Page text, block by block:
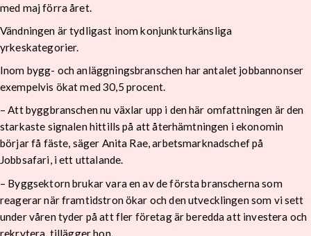
med maj förra året.
Vändningen är tydligast inom konjunkturkänsliga
yrkeskategorier.
Inom bygg- och anläggningsbranschen har antalet jobbannonser
exempelvis ökat med 30,5 procent.
– Att byggbranschen nu växlar upp i den här omfattningen är den
starkaste signalen hittills på att återhämtningen i ekonomin
börjar få fäste, säger Anita Rae, arbetsmarknadschef på
Jobbsafari, i ett uttalande.
– Byggsektorn brukar vara en av de första branscherna som
reagerar när framtidstron ökar och den utvecklingen som vi sett
under våren tyder på att fler företag är beredda att investera och
rekrytera, tillägger hon.